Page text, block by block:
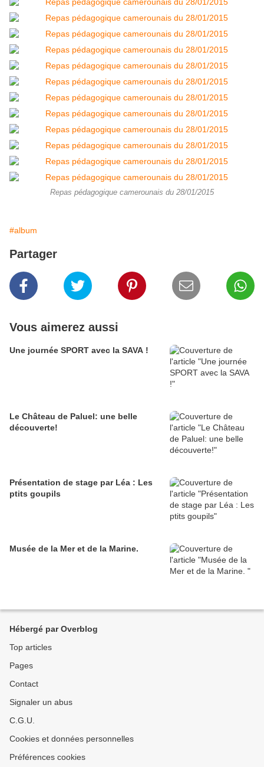
Repas pédagogique camerounais du 28/01/2015
#album
Partager
Vous aimerez aussi
Une journée SPORT avec la SAVA !
Le Château de Paluel: une belle
découverte!
Présentation de stage par Léa : Les
ptits goupils
Musée de la Mer et de la Marine.
Hébergé par Overblog
Top articles
Pages
Contact
Signaler un abus
C.G.U.
Cookies et données personnelles
Préférences cookies